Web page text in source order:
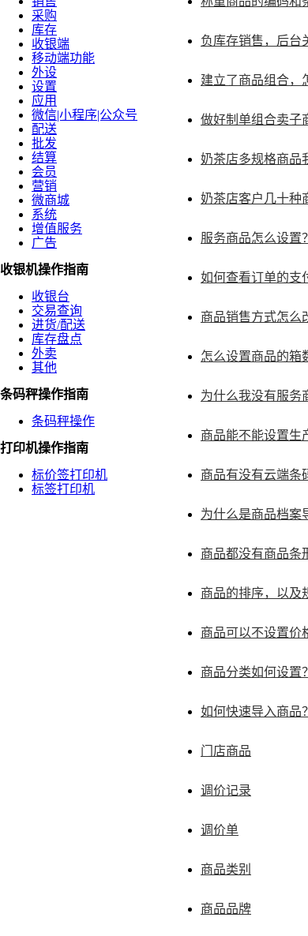
采购
库存
收银端
移动端功能
外设
设置
应用
微信|小程序|公众号
配送
批发
结算
会员
营销
微商城
系统
增值服务
广告
收银机操作指南
收银台
交易查询
进货/配送
库存盘点
外卖
其他
条码秤操作指南
条码秤操作
打印机操作指南
标价签打印机
标签打印机
负库存销售，后台
建立了商品组合，
做好制单组合卖子
奶茶店多规格商品
奶茶店客户几十种
服务商品怎么设置？
如何查看订单的支
商品销售方式怎么
怎么设置商品的箱
为什么我没有服务
商品能不能设置生
商品有没有云端条
为什么是商品档案
商品都没有商品条
商品的排序，以及
商品可以不设置价
商品分类如何设置？
如何快速导入商品？
门店商品
调价记录
调价单
商品类别
商品品牌